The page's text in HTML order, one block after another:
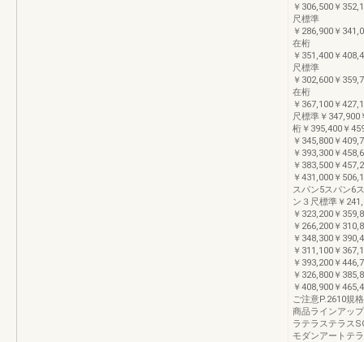
￥306,500￥
尺標準
￥286,900￥
在桁
￥351,400￥
尺標準
￥302,600￥
在桁
￥367,100￥
尺標準￥347,900
桁￥395,400￥
￥345,800￥
￥393,300￥
￥383,500￥
￥431,000￥
スパン5スパン6
ン３尺標準￥
￥323,200￥
￥266,200￥
￥348,300￥
￥311,100￥
￥393,200￥
￥326,800￥
￥408,900￥
ご注意P.2610規
商品ラインアッ
ラテラステラス
モダンアートテ